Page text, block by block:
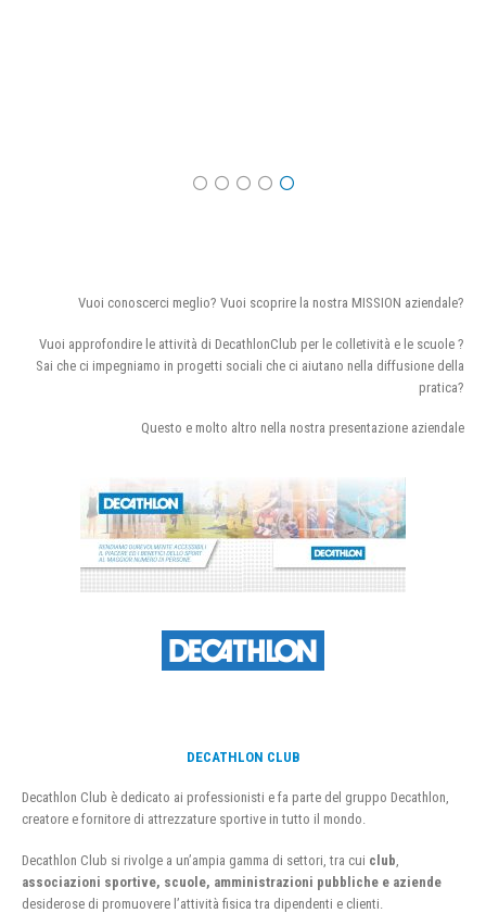
Vuoi conoscerci meglio? Vuoi scoprire la nostra MISSION aziendale?
Vuoi approfondire le attività di DecathlonClub per le colletività e le scuole ?
Sai che ci impegniamo in progetti sociali che ci aiutano nella diffusione della
pratica?
Questo e molto altro nella nostra presentazione aziendale
DECATHLON CLUB
Decathlon Club è dedicato ai professionisti e fa parte del gruppo Decathlon,
creatore e fornitore di attrezzature sportive in tutto il mondo.
Decathlon Club si rivolge a un’ampia gamma di settori, tra cui club
associazioni sportive, scuole, amministrazioni pubbliche e aziende
desiderose di promuovere l’attività fisica tra dipendenti e clienti.